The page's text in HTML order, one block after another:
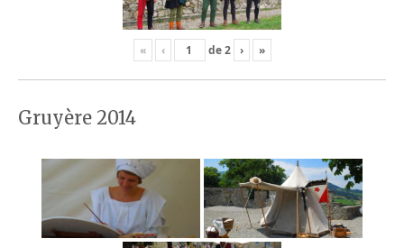
« ‹ de2 › »
Gruyère 2014